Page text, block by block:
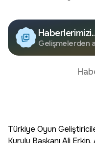
Haberlerimizi
Google'da
Edin
Gelişmelerden
Türkiye Oyun
Kurulu Başkanı Ali